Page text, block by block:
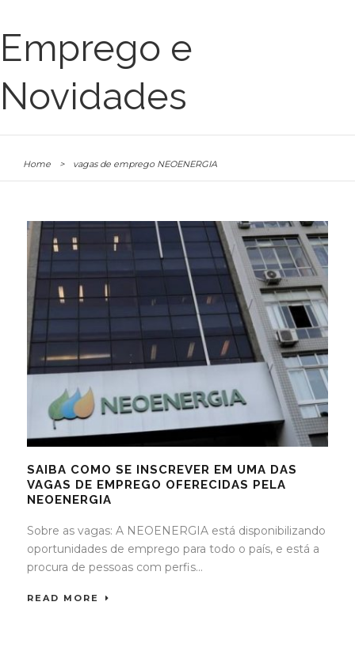
Emprego e
Novidades
Home > vagas de emprego NEOENERGIA
SAIBA COMO SE INSCREVER EM UMA DAS
VAGAS DE EMPREGO OFERECIDAS PELA
NEOENERGIA
Sobre as vagas: A NEOENERGIA está disponibilizando
oportunidades de emprego para todo o país, e está a
procura de pessoas com perfis...
READ MORE